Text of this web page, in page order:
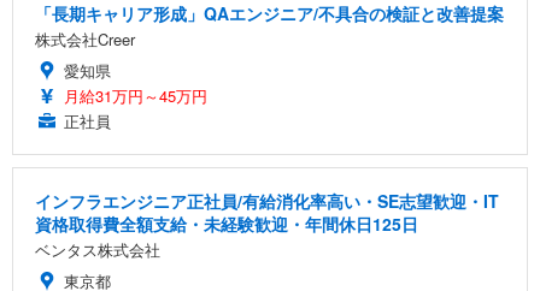
「長期キャリア形成」QAエンジニア/不具合の検証と改善提案
株式会社Creer
愛知県
月給31万円～45万円
正社員
インフラエンジニア正社員/有給消化率高い・SE志望歓迎・IT
資格取得費全額支給・未経験歓迎・年間休日125日
ベンタス株式会社
東京都